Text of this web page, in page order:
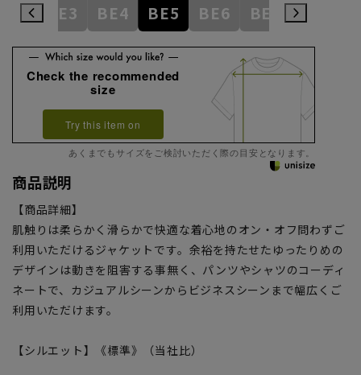
BE3 BE4 BE5 BE6 BE7 BE8
Check the recommended
size
Try this item on
あくまでもサイズをご検討いただく際の目安となります。
商品説明
【商品詳細】
肌触りは柔らかく滑らかで快適な着心地のオン・オフ問わずご
利用いただけるジャケットです。余裕を持たせたゆったりめの
デザインは動きを阻害する事無く、パンツやシャツのコーディ
ネートで、カジュアルシーンからビジネスシーンまで幅広くご
利用いただけます。
【シルエット】《標準》（当社比）